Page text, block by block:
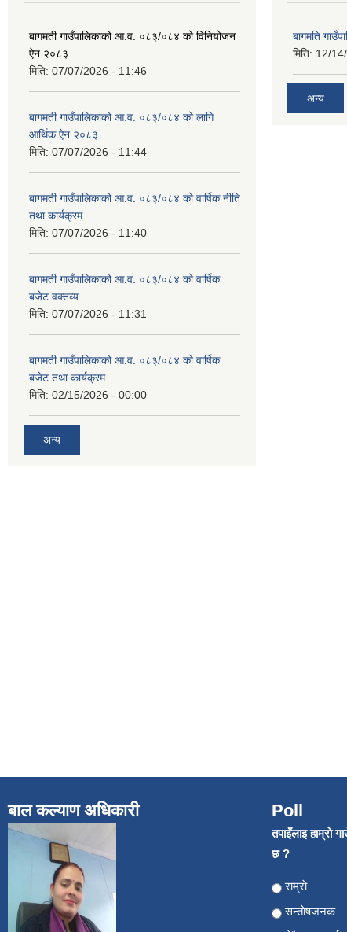
बागमती गाउँपालिकाको आ.व. ०८३/०८४ को विनियोजन
ऐन २०८३
मिति: 07/07/2026 - 11:46
बागमती गाउँपालिकाको आ.व. ०८३/०८४ को लागि
आर्थिक ऐन २०८३
मिति: 07/07/2026 - 11:44
बागमती गाउँपालिकाको आ.व. ०८३/०८४ को वार्षिक नीति
तथा कार्यक्रम
मिति: 07/07/2026 - 11:40
बागमती गाउँपालिकाको आ.व. ०८३/०८४ को वार्षिक
बजेट वक्तव्य
मिति: 07/07/2026 - 11:31
बागमती गाउँपालिकाको आ.व. ०८३/०८४ को वार्षिक
बजेट तथा कार्यक्रम
मिति: 02/15/2026 - 00:00
अन्य
बागमति
मिति: 12/
अन्य
बाल कल्याण अधिकारी Poll
तपाइँलाइ हाम्राे
छ ?
Choices
राम्राे
सन्ताेषजनक